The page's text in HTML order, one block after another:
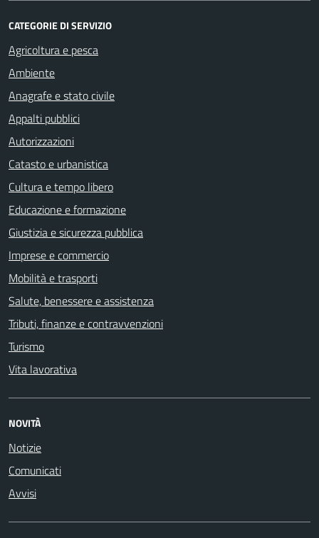
CATEGORIE DI SERVIZIO
Agricoltura e pesca
Ambiente
Anagrafe e stato civile
Appalti pubblici
Autorizzazioni
Catasto e urbanistica
Cultura e tempo libero
Educazione e formazione
Giustizia e sicurezza pubblica
Imprese e commercio
Mobilità e trasporti
Salute, benessere e assistenza
Tributi, finanze e contravvenzioni
Turismo
Vita lavorativa
NOVITÀ
Notizie
Comunicati
Avvisi